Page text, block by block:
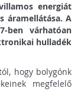
energiát
áramellátása. A
ben várhatóan
hulladék
hogy bolygónk
megfelelő